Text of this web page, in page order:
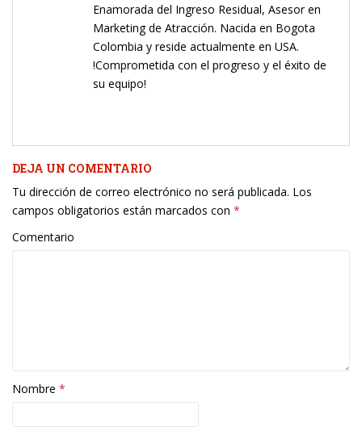
Enamorada del Ingreso Residual, Asesor en
Marketing de Atracción. Nacida en Bogota
Colombia y reside actualmente en USA.
!Comprometida con el progreso y el éxito de
su equipo!
DEJA UN COMENTARIO
Tu dirección de correo electrónico no será publicada. Los
campos obligatorios están marcados con *
Comentario
Nombre *